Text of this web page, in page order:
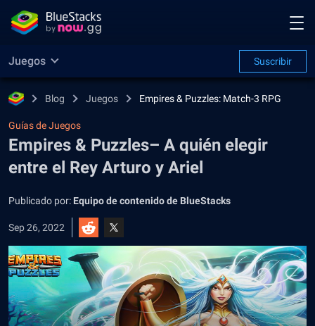
Juegos Suscribir
Blog Juegos Empires & Puzzles: Match-3 RPG
Guías de Juegos
Empires & Puzzles– A quién elegir
entre el Rey Arturo y Ariel
Publicado por: Equipo de contenido de BlueStacks
Sep 26, 2022